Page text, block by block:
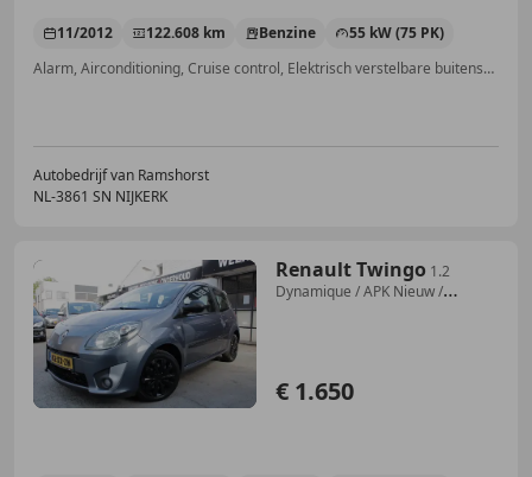
11/2012 122.608 km Benzine
55 kW (75 PK)
Alarm, Airconditioning, Cruise control, Elektrisch verstelbare buitenspiegels, Bluetooth, Trekhaak, Mistlampen, Elektrische ramen
Autobedrijf van Ramshorst
NL-3861 SN NIJKERK
Renault Twingo 1.2
Dynamique / APK Nieuw /
€ 1.650